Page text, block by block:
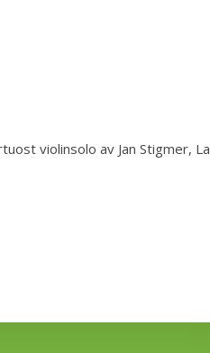
violinsolo av Jan Stigmer, La